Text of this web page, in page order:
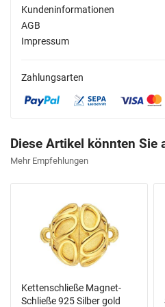
Kundeninformationen
AGB
Impressum
Zahlungsarten
Diese Artikel könnten Sie
Mehr Empfehlungen
Kettenschließe Magnet-
Schließe 925 Silber gold